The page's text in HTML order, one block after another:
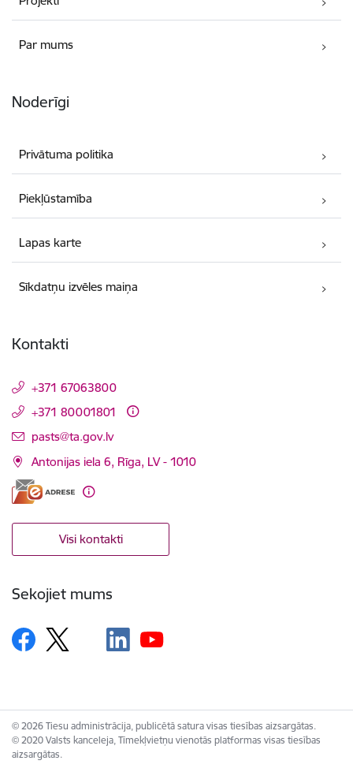
Par mums
Noderīgi
Privātuma politika
Piekļūstamība
Lapas karte
Sīkdatņu izvēles maiņa
Kontakti
+371 67063800
+371 80001801
E-pasts:
pasts@ta.gov.lv
Antonijas iela 6, Rīga, LV - 1010
Visi kontakti
Sekojiet mums
© 2026 Tiesu administrācija, publicētā satura visas tiesības aizsargātas.
© 2020 Valsts kanceleja, Tīmekļvietņu vienotās platformas visas tiesības
aizsargātas.